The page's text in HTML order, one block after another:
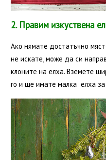
2. Правим изкуствена
Ако нямате достатъчно
не искате, може да си
клоните на елха. Вземете
го и ще имате малка елха